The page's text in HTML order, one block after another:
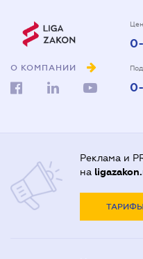
О КОМПАНИИ
Реклама и
на
ТАРИФЫ